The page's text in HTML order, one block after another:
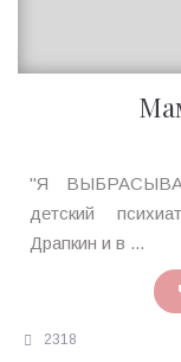
Ирина
MagicTantra
09.05.2021
"Я
детский
Драпкин и в ...
2318